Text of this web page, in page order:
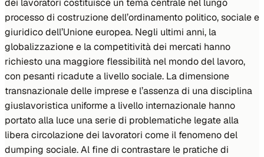
dei lavoratori costituisce un tema centrale nel lungo
processo di costruzione dell’ordinamento politico, sociale e
giuridico dell’Unione europea. Negli ultimi anni, la
globalizzazione e la competitività dei mercati hanno
richiesto una maggiore flessibilità nel mondo del lavoro,
con pesanti ricadute a livello sociale. La dimensione
transnazionale delle imprese e l’assenza di una disciplina
giuslavoristica uniforme a livello internazionale hanno
portato alla luce una serie di problematiche legate alla
libera circolazione dei lavoratori come il fenomeno del
dumping sociale. Al fine di contrastare le pratiche di